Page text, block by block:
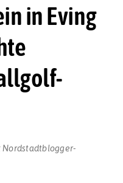
in Eving
Nordstadtblogger-